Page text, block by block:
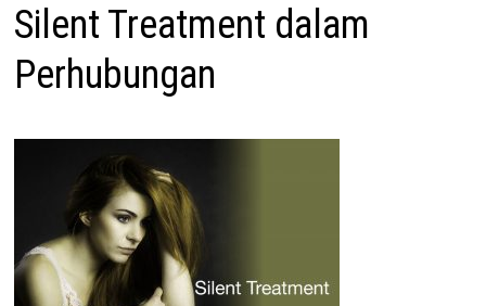
Silent Treatment dalam
Perhubungan